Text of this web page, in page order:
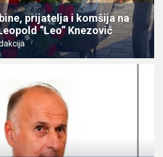
prijatelja i komšija na
“Leo” Knezović